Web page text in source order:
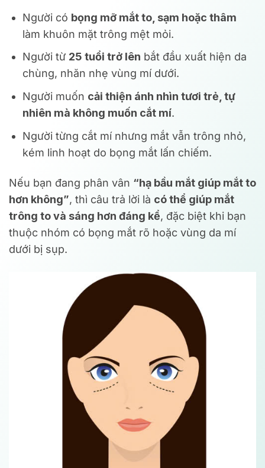
Người có bọng mỡ mắt to, sạm hoặc thâm
làm khuôn mặt trông mệt mỏi.
Người từ 25 tuổi trở lên bắt đầu xuất hiện da
chùng, nhăn nhẹ vùng mí dưới.
Người muốn cải thiện ánh nhìn tươi trẻ, tự
nhiên mà không muốn cắt mí.
Người từng cắt mí nhưng mắt vẫn trông nhỏ,
kém linh hoạt do bọng mắt lấn chiếm.
Nếu bạn đang phân vân “hạ bầu mắt giúp mắt to
hơn không”, thì câu trả lời là có thể giúp mắt
trông to và sáng hơn đáng kể, đặc biệt khi bạn
thuộc nhóm có bọng mắt rõ hoặc vùng da mí
dưới bị sụp.